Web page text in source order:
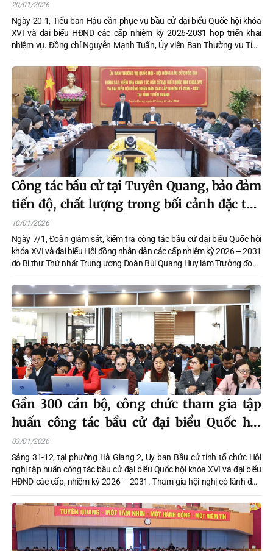
20/01/2026
Ngày 20-1, Tiểu ban Hậu cần phục vụ bầu cử đại biểu Quốc hội khóa
XVI và đại biểu HĐND các cấp nhiệm kỳ 2026-2031 họp triển khai
nhiệm vụ. Đồng chí Nguyễn Mạnh Tuấn, Ủy viên Ban Thường vụ Tỉnh
ủy, Phó Chủ tịch Thường trực UBND tỉnh, Phó Chủ tịch Ủy ban bầu cử
tỉnh, Trưởng Tiểu ban chủ trì cuộc họp.
Công tác bầu cử tại Tuyên Quang, bảo đảm
tiến độ, chất lượng trong bối cảnh đặc thù
miền núi
10/01/2026
Ngày 7/1, Đoàn giám sát, kiểm tra công tác bầu cử đại biểu Quốc hội
khóa XVI và đại biểu Hội đồng nhân dân các cấp nhiệm kỳ 2026 – 2031
do Bí thư Thứ nhất Trung ương Đoàn Bùi Quang Huy làm Trưởng đoàn
đã tiến hành giám sát thực tế tại tỉnh Tuyên Quang. Chương trình
nhằm đánh giá toàn diện việc triển khai công tác chuẩn bị bầu cử tại cơ
sở, kịp thời nhận diện khó khăn, vướng mắc, kiến nghị giải pháp bảo
đảm cuộc bầu cử diễn ra dân chủ, đúng pháp luật, an toàn và hiệu quả.
Gần 300 cán bộ, công chức tham gia tập
huấn công tác bầu cử đại biểu Quốc hội
khóa XVI và đại biểu HĐND các cấp
03/01/2026
Sáng 31-12, tại phường Hà Giang 2, Ủy ban Bầu cử tỉnh tổ chức Hội
nghị tập huấn công tác bầu cử đại biểu Quốc hội khóa XVI và đại biểu
HĐND các cấp, nhiệm kỳ 2026 – 2031. Tham gia hội nghị có lãnh đạo
Sở Nội vụ; gần 300 cán bộ, công chức trực tiếp làm công tác bầu cử tại
các xã, phường trong tỉnh.